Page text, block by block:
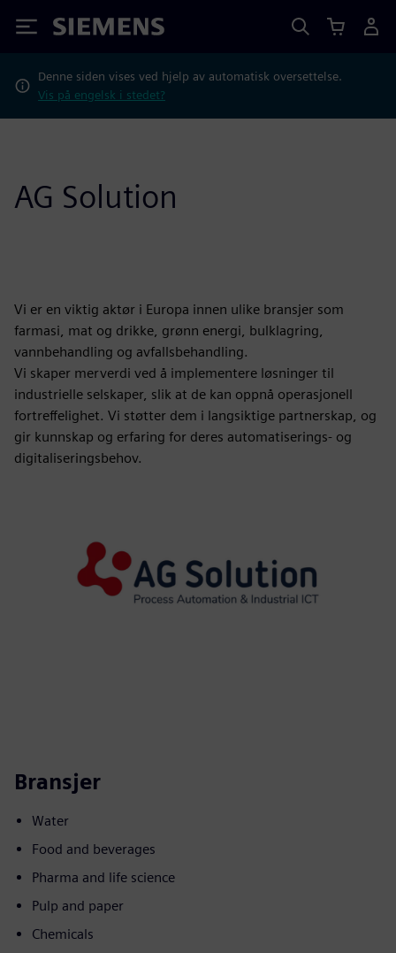
Siemens
Denne siden vises ved hjelp av automatisk oversettelse.
Vis på engelsk i stedet?
AG Solution
Vi er en viktig aktør i Europa innen ulike bransjer som
farmasi, mat og drikke, grønn energi, bulklagring,
vannbehandling og avfallsbehandling.
Vi skaper merverdi ved å implementere løsninger til
industrielle selskaper, slik at de kan oppnå operasjonell
fortreffelighet. Vi støtter dem i langsiktige partnerskap, og
gir kunnskap og erfaring for deres automatiserings- og
digitaliseringsbehov.
Bransjer
Water
Food and beverages
Pharma and life science
Pulp and paper
Chemicals